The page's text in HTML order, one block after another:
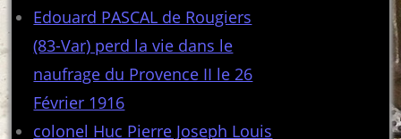
Edouard PASCAL de Rougiers
(83-Var) perd la vie dans le
naufrage du Provence II le 26
Février 1916
colonel Huc Pierre Joseph Louis